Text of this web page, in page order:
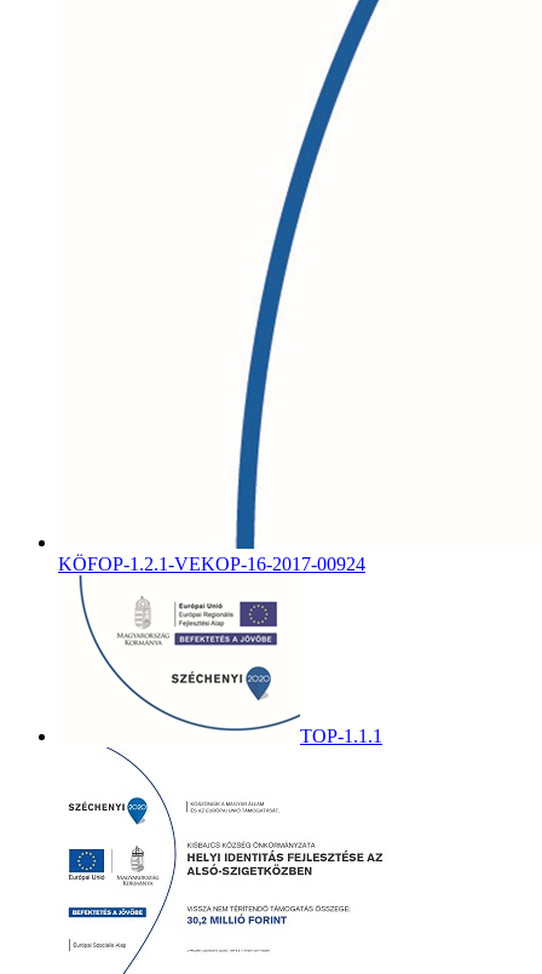
KÖFOP-1.2.1-VEKOP-16-2017-00924
TOP-1.1.1